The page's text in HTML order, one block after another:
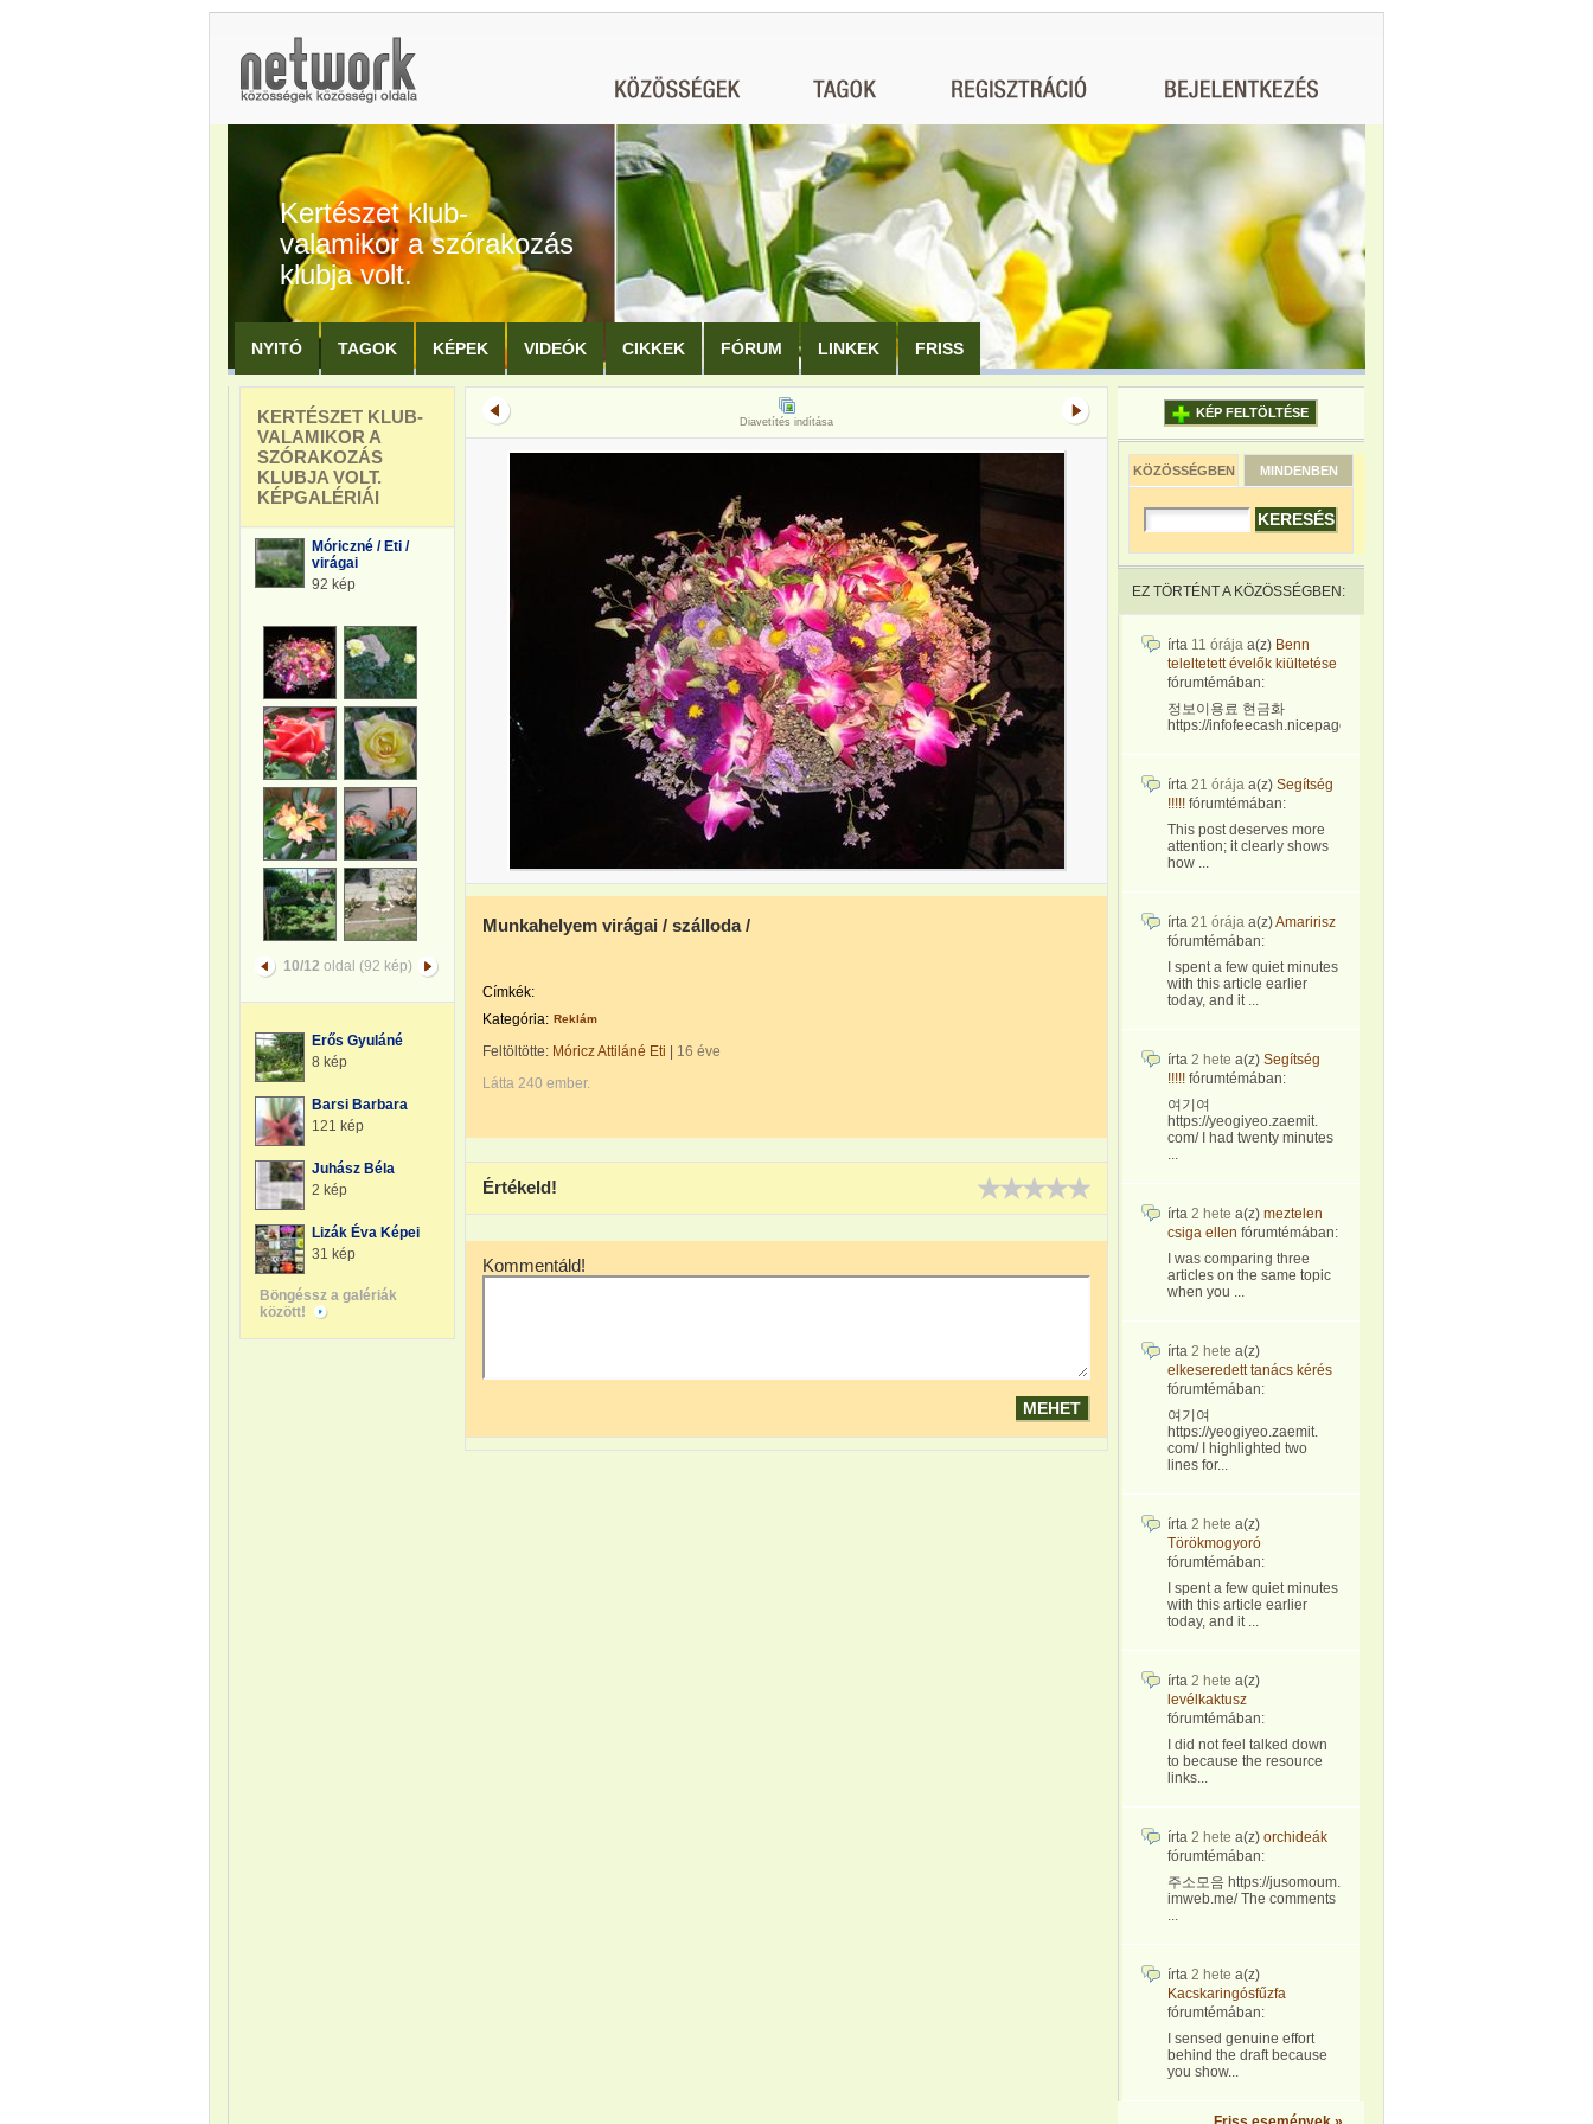
Kertészet klub-
valamikor a szórakozás
klubja volt.
NYITÓ TAGOK KÉPEK VIDEÓK CIKKEK FÓRUM LINKEK FRISS
KERTÉSZET KLUB-
VALAMIKOR A
SZÓRAKOZÁS
KLUBJA VOLT.
KÉPGALÉRIÁI
Móriczné / Eti /
virágai
92 kép
10/12 oldal (92 kép)
Erős Gyuláné
8 kép
Barsi Barbara
121 kép
Juhász Béla
2 kép
Lizák Éva Képei
31 kép
Böngéssz a galériák
között!
Diavetítés indítása
Munkahelyem virágai / szálloda /
Címkék:
Kategória: Reklám
Feltöltötte: Móricz Attiláné Eti
16 éve
Látta 240 ember.
Értékeld!
Kommentáld!
KÉP FELTÖLTÉSE
KÖZÖSSÉGBEN MINDENBEN
EZ TÖRTÉNT A KÖZÖSSÉGBEN:
írta 11 órája a(z) Benn
teleltetett évelők kiültetése
fórumtémában:
정보이용료 현금화
https://infofeecash.nicepage...
írta 21 órája a(z) Segítség
!!!!! fórumtémában:
This post deserves more
attention; it clearly shows
how ...
írta 21 órája a(z)Amaririsz
fórumtémában:
I spent a few quiet minutes
with this article earlier
today, and it ...
írta 2 hete a(z) Segítség
!!!!! fórumtémában:
여기여
https://yeogiyeo.zaemit.
com/ I had twenty minutes
...
írta 2 hete a(z) meztelen
csiga ellen fórumtémában:
I was comparing three
articles on the same topic
when you ...
írta 2 hete a(z)
elkeseredett tanács kérés
fórumtémában:
여기여
https://yeogiyeo.zaemit.
com/ I highlighted two
lines for...
írta 2 hete a(z)
Törökmogyoró
fórumtémában:
I spent a few quiet minutes
with this article earlier
today, and it ...
írta 2 hete a(z)
levélkaktusz
fórumtémában:
I did not feel talked down
to because the resource
links...
írta 2 hete a(z) orchideák
fórumtémában:
주소모음 https://jusomoum.
imweb.me/ The comments
...
írta 2 hete a(z)
Kacskaringósfűzfa
fórumtémában:
I sensed genuine effort
behind the draft because
you show...